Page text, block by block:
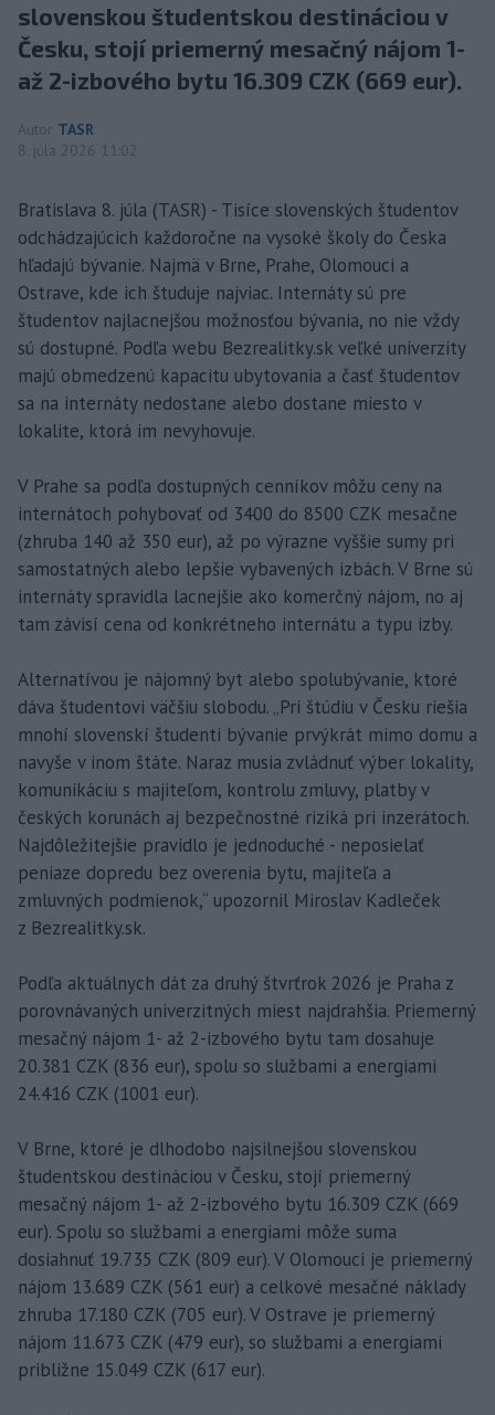
slovenskou študentskou destináciou v
Česku, stojí priemerný mesačný nájom 1-
až 2-izbového bytu 16.309 CZK (669 eur).
Autor TASR
8. júla 2026 11:02
Bratislava 8. júla (TASR) - Tisíce slovenských študentov
odchádzajúcich každoročne na vysoké školy do Česka
hľadajú bývanie. Najmä v Brne, Prahe, Olomouci a
Ostrave, kde ich študuje najviac. Internáty sú pre
študentov najlacnejšou možnosťou bývania, no nie vždy
sú dostupné. Podľa webu Bezrealitky.sk veľké univerzity
majú obmedzenú kapacitu ubytovania a časť študentov
sa na internáty nedostane alebo dostane miesto v
lokalite, ktorá im nevyhovuje.
V Prahe sa podľa dostupných cenníkov môžu ceny na
internátoch pohybovať od 3400 do 8500 CZK mesačne
(zhruba 140 až 350 eur), až po výrazne vyššie sumy pri
samostatných alebo lepšie vybavených izbách. V Brne sú
internáty spravidla lacnejšie ako komerčný nájom, no aj
tam závisí cena od konkrétneho internátu a typu izby.
Alternatívou je nájomný byt alebo spolubývanie, ktoré
dáva študentovi väčšiu slobodu. „Pri štúdiu v Česku riešia
mnohí slovenskí študenti bývanie prvýkrát mimo domu a
navyše v inom štáte. Naraz musia zvládnuť výber lokality,
komunikáciu s majiteľom, kontrolu zmluvy, platby v
českých korunách aj bezpečnostné riziká pri inzerátoch.
Najdôležitejšie pravidlo je jednoduché - neposielať
peniaze dopredu bez overenia bytu, majiteľa a
zmluvných podmienok,“ upozornil Miroslav Kadleček
z Bezrealitky.sk.
Podľa aktuálnych dát za druhý štvrťrok 2026 je Praha z
porovnávaných univerzitných miest najdrahšia. Priemerný
mesačný nájom 1- až 2-izbového bytu tam dosahuje
20.381 CZK (836 eur), spolu so službami a energiami
24.416 CZK (1001 eur).
V Brne, ktoré je dlhodobo najsilnejšou slovenskou
študentskou destináciou v Česku, stojí priemerný
mesačný nájom 1- až 2-izbového bytu 16.309 CZK (669
eur). Spolu so službami a energiami môže suma
dosiahnuť 19.735 CZK (809 eur). V Olomouci je priemerný
nájom 13.689 CZK (561 eur) a celkové mesačné náklady
zhruba 17.180 CZK (705 eur). V Ostrave je priemerný
nájom 11.673 CZK (479 eur), so službami a energiami
približne 15.049 CZK (617 eur).